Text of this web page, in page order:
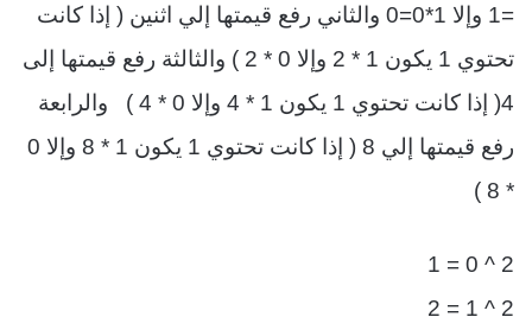
=1 وإلا 1*0=0 والثاني رفع قيمتها إلي اثنين ( إذا كانت
تحتوي 1 يكون 1 * 2 وإلا 0 * 2 ) والثالثة رفع قيمتها إلى
4( إذا كانت تحتوي 1 يكون 1 * 4 وإلا 0 * 4 ) والرابعة
رفع قيمتها إلي 8 ( إذا كانت تحتوي 1 يكون 1 * 8 وإلا 0
* 8 )
2 ^ 0 = 1
2 ^ 1 = 2